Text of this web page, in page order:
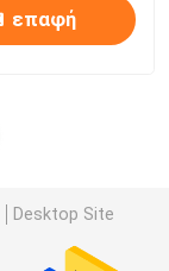
επαφή
Desktop Site